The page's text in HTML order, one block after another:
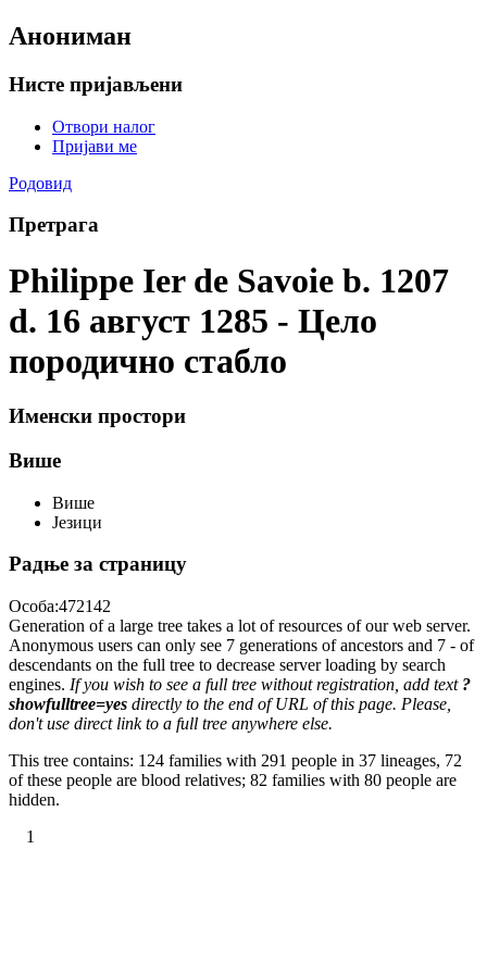
Анониман
Нисте пријављени
Отвори налог
Пријави ме
Родовид
Претрага
Philippe Ier de Savoie b. 1207
d. 16 август 1285 - Цело
породично стабло
Именски простори
Више
Више
Језици
Радње за страницу
Особа:472142
Generation of a large tree takes a lot of resources of our web server.
Anonymous users can only see 7 generations of ancestors and 7 - of
descendants on the full tree to decrease server loading by search
engines. If you wish to see a full tree without registration, add text ?
showfulltree=yes directly to the end of URL of this page. Please,
don't use direct link to a full tree anywhere else.
This tree contains: 124 families with 291 people in 37 lineages, 72
of these people are blood relatives; 82 families with 80 people are
hidden.
1